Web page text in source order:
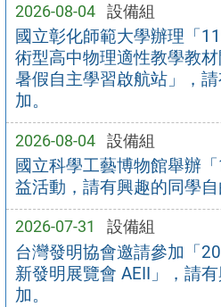
2026-08-04 設備組
國立彰化師範大學辦理「
術型高中物理適性教學教
暑假自主學習啟航站」，
加。
2026-08-04 設備組
國立科學工藝博物館舉辦
益活動，請有興趣的同學自
2026-07-31 設備組
台灣發明協會邀請參加「
新發明展覽會 AEII」，請
加。